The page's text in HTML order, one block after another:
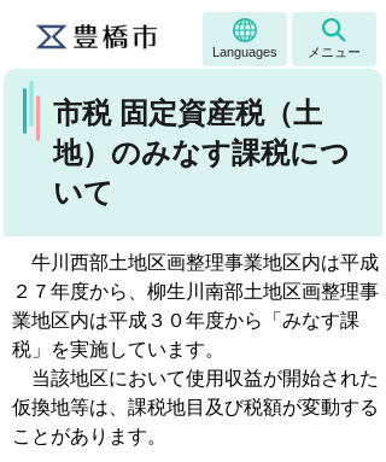
Languages メニュー
市税 固定資産税（土
地）のみなす課税につ
いて
牛川西部土地区画整理事業地区内は平成
２７年度から、柳生川南部土地区画整理事
業地区内は平成３０年度から「みなす課
税」を実施しています。
当該地区において使用収益が開始された
仮換地等は、課税地目及び税額が変動する
ことがあります。